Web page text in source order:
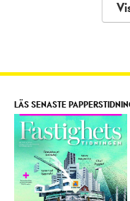
LÄS SENASTE